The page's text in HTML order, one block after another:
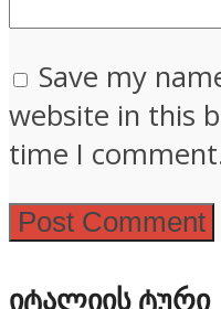
Save my
website in this
time I
ᲘᲢᲐᲚᲘᲘᲡ ᲢᲣᲠᲘ